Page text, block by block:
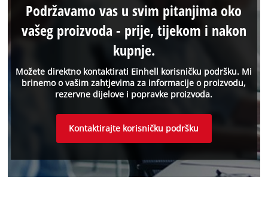
Možete direktno kontaktirati Einhell korisničku podršku. Mi
brinemo o vašim zahtjevima za informacije o proizvodu,
rezervne dijelove i popravke proizvoda.
Podržavamo vas u svim pitanjima oko
vašeg proizvoda - prije, tijekom i nakon
kupnje.
Kontaktirajte korisničku podršku